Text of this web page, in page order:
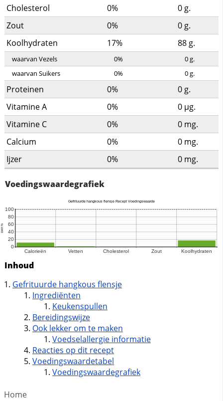
Cholesterol 0% 0 g.
Zout
0% 0 g.
Koolhydraten
17% 88 g.
waarvan Vezels 0% 0g.
waarvan Suikers
0% 0g.
Proteinen 0% 0 g.
Vitamine A
0% 0 µg.
Vitamine C
0% 0 mg.
Calcium
0% 0 mg.
Ijzer
0% 0 mg.
Voedingswaardegrafiek
Inhoud
Gefrituurde hangkous flensje
Ingrediënten
Keukenspullen
Bereidingswijze
Ook lekker om te maken
Voedselallergie informatie
Reacties op dit recept
Voedingswaardetabel
Voedingswaardegrafiek
Home